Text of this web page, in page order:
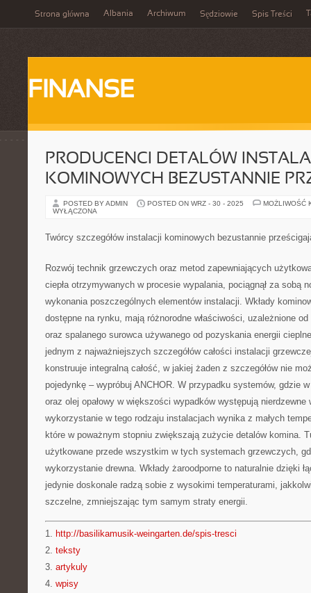
Strona główna Albania Archiwum Sędziowie Spis Treści
FINANSE
PRODUCENCI DETALÓW
KOMINOWYCH BEZUSTANNIE
POSTED BY ADMIN POSTED ON WRZ - 30 - 2025
MOŻLIWOŚĆ
WYŁĄCZONA
Twórcy szczegółów instalacji kominowych bezustannie
Rozwój technik grzewczych oraz metod zapewniających
ciepła otrzymywanych w procesie wypalania, pociągnął za sobą
wykonania poszczególnych elementów instalacji. Wkłady
dostępne na rynku, mają różnorodne właściwości, uzależnione
oraz spalanego surowca używanego od pozyskania energii
jednym z najważniejszych szczegółów całości instalacji
konstruuje integralną całość, w jakiej żaden z szczegółów nie
pojedynkę – wypróbuj ANCHOR. W przypadku systemów, gdzie
oraz olej opałowy w większości wypadków występują nierdzewne
wykorzystanie w tego rodzaju instalacjach wynika z małych
które w poważnym stopniu zwiększają zużycie detalów komina.
użytkowane przede wszystkim w tych systemach grzewczych,
wykorzystanie drewna. Wkłady żaroodporne to naturalnie dzięki
jedynie doskonale radzą sobie z wysokimi temperaturami,
szczelne, zmniejszając tym samym straty energii.
1. http://basilikamusik-weingarten.de/spis-tresci
2. teksty
3. artykuly
4. wpisy